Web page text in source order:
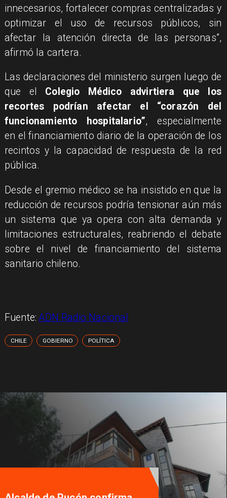
innecesarios, fortalecer compras centralizadas y
optimizar el uso de recursos públicos, sin
afectar la atención directa de las personas”,
afirmó la cartera.
Las declaraciones del ministerio surgen luego de
que el Colegio Médico advirtiera que los
recortes podrían afectar el “corazón del
funcionamiento hospitalario”, especialmente
en el financiamiento diario de la operación de los
recintos y la capacidad de respuesta de la red
pública.
Desde el gremio médico se ha insistido en que la
reducción de recursos podría tensionar aún más
un sistema que ya opera con alta demanda y
limitaciones estructurales, reabriendo el debate
sobre el nivel de financiamiento del sistema
sanitario chileno.
Fuente:ADN Radio Nacional
CHILE GOBIERNO POLÍTICA